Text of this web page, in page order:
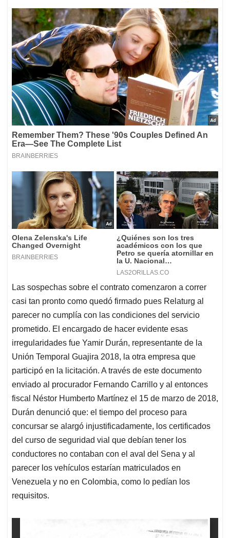
Las sospechas sobre el contrato comenzaron a correr
casi tan pronto como quedó firmado pues Relaturg al
parecer no cumplía con las condiciones del servicio
prometido. El encargado de hacer evidente esas
irregularidades fue Yamir Durán, representante de la
Unión Temporal Guajira 2018, la otra empresa que
participó en la licitación. A través de este documento
enviado al procurador Fernando Carrillo y al entonces
fiscal Néstor Humberto Martínez el 15 de marzo de 2018,
Durán denunció que: el tiempo del proceso para
concursar se alargó injustificadamente, los certificados
del curso de seguridad vial que debían tener los
conductores no contaban con el aval del Sena y al
parecer los vehículos estarían matriculados en
Venezuela y no en Colombia, como lo pedían los
requisitos.